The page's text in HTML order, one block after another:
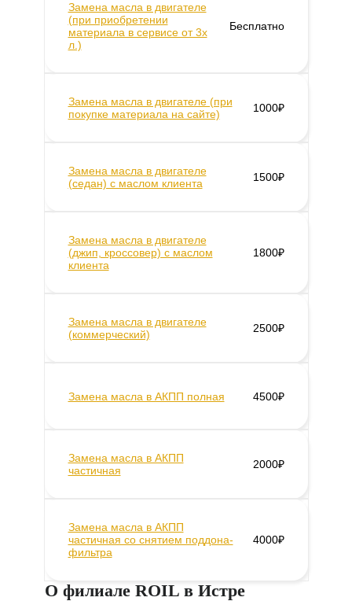
Замена масла в двигателе
(при приобретении
материала в сервисе от 3х
л.)
Бесплатно
Замена масла в двигателе (при
покупке материала на сайте)
1000₽
Замена масла в двигателе
(седан) c маслом клиента
1500₽
Замена масла в двигателе
(джип, кроссовер) с маслом
клиента
1800₽
Замена масла в двигателе
(коммерческий)
2500₽
Замена масла в АКПП полная 4500₽
Замена масла в АКПП
частичная
2000₽
Замена масла в АКПП
частичная со снятием поддона-
фильтра
4000₽
О филиале ROIL в Истре